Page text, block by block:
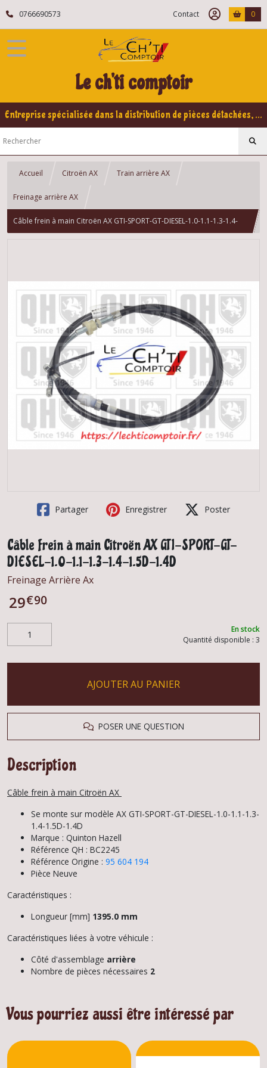
0766690573 Contact 0
Le ch'ti comptoir
Entreprise spécialisée dans la distribution de pièces détachées, refabrication pour voitures Yountimers Peugeot 205 GTI, 309 GTI - GTI16
Accueil Citroën AX Train arrière AX
Freinage arrière AX
Câble frein à main Citroën AX GTI-SPORT-GT-DIESEL-1.0-1.1-1.3-1.4-
Partager Enregistrer Poster
Câble frein à main Citroën AX GTI-SPORT-GT-
DIESEL-1.0-1.1-1.3-1.4-1.5D-1.4D
Freinage Arrière Ax
29€90
En stock
Quantité disponible : 3
AJOUTER AU PANIER
POSER UNE QUESTION
Description
Câble frein à main Citroën AX
Se monte sur modèle AX GTI-SPORT-GT-DIESEL-1.0-1.1-1.3-
1.4-1.5D-1.4D
Marque : Quinton Hazell
Référence QH : BC2245
Référence Origine : 95 604 194
Pièce Neuve
Caractéristiques :
Longueur [mm] 1395.0 mm
Caractéristiques liées à votre véhicule :
Côté d'assemblage arrière
Nombre de pièces nécessaires 2
Vous pourriez aussi être intéressé par